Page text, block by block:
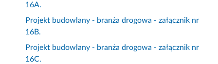
16A.
Projekt budowlany - branża drogowa - załącznik nr
16B.
Projekt budowlany - branża drogowa - załącznik nr
16C.